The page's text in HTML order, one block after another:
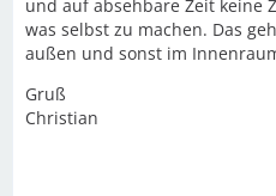
und auf absehbare Zeit keine
was selbst zu machen. Das
außen und sonst im
Gruß
Christian